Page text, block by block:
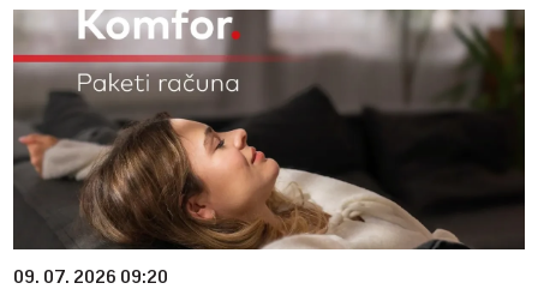
09. 07. 2026 09:20